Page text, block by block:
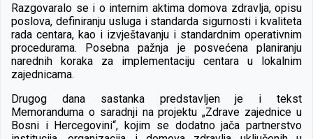
Razgovaralo se i o internim aktima domova zdravlja, opisu
poslova, definiranju usluga i standarda sigurnosti i kvaliteta
rada centara, kao i izvještavanju i standardnim operativnim
procedurama. Posebna pažnja je posvećena planiranju
narednih koraka za implementaciju centara u lokalnim
zajednicama.
Drugog dana sastanka predstavljen je i tekst
Memoranduma o saradnji na projektu „Zdrave zajednice u
Bosni i Hercegovini“, kojim se dodatno jača partnerstvo